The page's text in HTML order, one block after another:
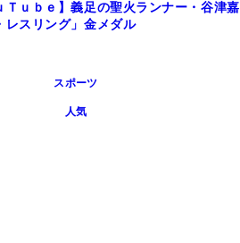
Ｔｕｂｅ】義足の聖火ランナー・谷津嘉
レスリング」金メダル
スポーツ
人気